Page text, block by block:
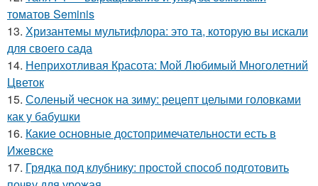
томатов Seminis
13. Хризантемы мультифлора: это та, которую вы искали
для своего сада
14. Неприхотливая Красота: Мой Любимый Многолетний
Цветок
15. Соленый чеснок на зиму: рецепт целыми головками
как у бабушки
16. Какие основные достопримечательности есть в
Ижевске
17. Грядка под клубнику: простой способ подготовить